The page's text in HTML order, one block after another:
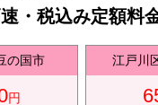
・税込み定額料
の国市
円
江戸川